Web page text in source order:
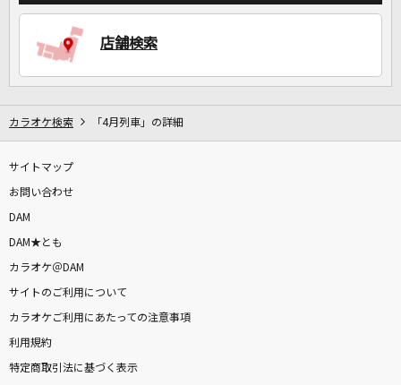
店舗検索
カラオケ検索 「4月列車」の詳細
サイトマップ
お問い合わせ
DAM
DAM★とも
カラオケ＠DAM
サイトのご利用について
カラオケご利用にあたっての注意事項
利用規約
特定商取引法に基づく表示